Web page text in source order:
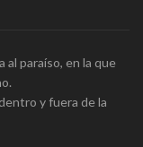
al paraíso, en la que
y fuera de la